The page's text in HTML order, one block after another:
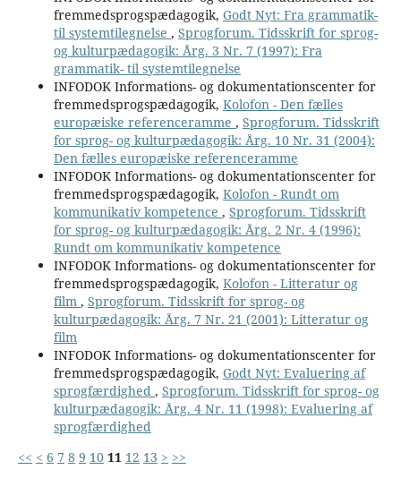
fremmedsprogspædagogik, Godt Nyt: Fra grammatik-
til systemtilegnelse , Sprogforum. Tidsskrift for sprog-
og kulturpædagogik: Årg. 3 Nr. 7 (1997): Fra
grammatik- til systemtilegnelse
INFODOK Informations- og dokumentationscenter for
fremmedsprogspædagogik, Kolofon - Den fælles
europæiske referenceramme , Sprogforum. Tidsskrift
for sprog- og kulturpædagogik: Årg. 10 Nr. 31 (2004):
Den fælles europæiske referenceramme
INFODOK Informations- og dokumentationscenter for
fremmedsprogspædagogik, Kolofon - Rundt om
kommunikativ kompetence , Sprogforum. Tidsskrift
for sprog- og kulturpædagogik: Årg. 2 Nr. 4 (1996):
Rundt om kommunikativ kompetence
INFODOK Informations- og dokumentationscenter for
fremmedsprogspædagogik, Kolofon - Litteratur og
film , Sprogforum. Tidsskrift for sprog- og
kulturpædagogik: Årg. 7 Nr. 21 (2001): Litteratur og
film
INFODOK Informations- og dokumentationscenter for
fremmedsprogspædagogik, Godt Nyt: Evaluering af
sprogfærdighed , Sprogforum. Tidsskrift for sprog- og
kulturpædagogik: Årg. 4 Nr. 11 (1998): Evaluering af
sprogfærdighed
<< < 6 7 8 9 10 11 12 13 > >>